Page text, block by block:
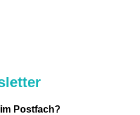
Postfach?